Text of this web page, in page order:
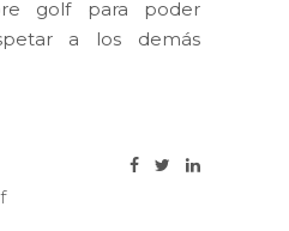
golf para poder
a los demás